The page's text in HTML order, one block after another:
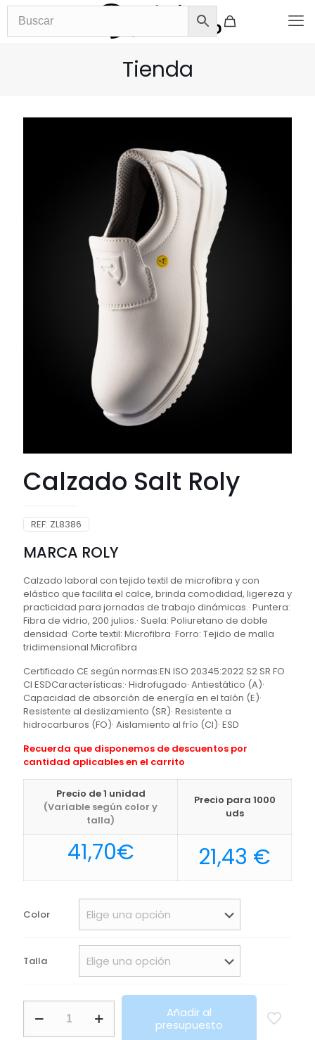
Tienda
Calzado Salt Roly
REF: ZL8386
MARCA ROLY
Calzado laboral con tejido textil de microfibra y con
elástico que facilita el calce, brinda comodidad, ligereza y
practicidad para jornadas de trabajo dinámicas.· Puntera:
Fibra de vidrio, 200 julios.· Suela: Poliuretano de doble
densidad· Corte textil: Microfibra· Forro: Tejido de malla
tridimensional Microfibra
Certificado CE según normas:EN ISO 20345:2022 S2 SR FO
CI ESDCaracterísticas:· Hidrofugado· Antiestático (A)·
Capacidad de absorción de energía en el talón (E)·
Resistente al deslizamiento (SR)· Resistente a
hidrocarburos (FO)· Aislamiento al frío (CI)· ESD
Recuerda que disponemos de descuentos por
cantidad aplicables en el carrito
Precio de 1 unidad
(Variable según color y
talla)
Precio para 1000
uds
41,70€ 21,43 €
Color
Talla
Salt
Añadir al
presupuesto